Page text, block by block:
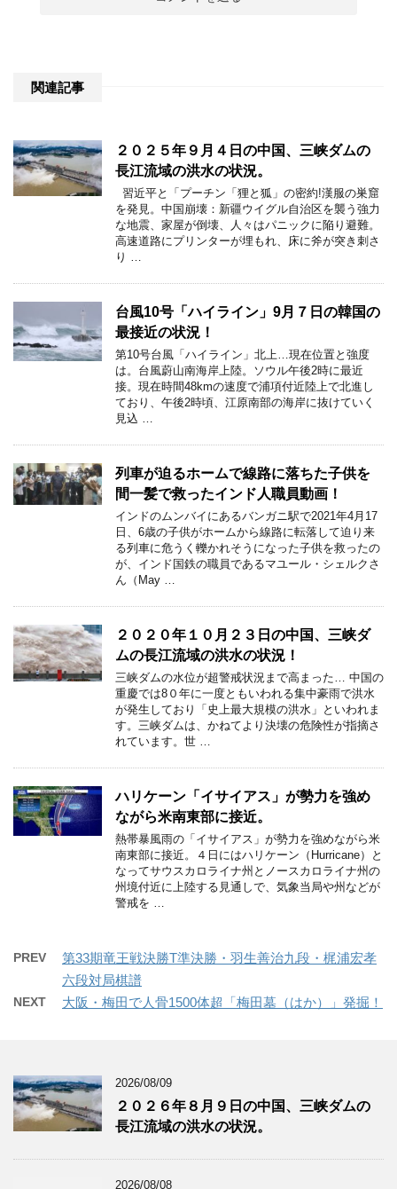
関連記事
２０２５年９月４日の中国、三峡ダムの
長江流域の洪水の状況。
習近平と「プーチン「狸と狐」の密約!漢服の巣窟
を発見。中国崩壊：新疆ウイグル自治区を襲う強力
な地震、家屋が倒壊、人々はパニックに陥り避難。
高速道路にプリンターが埋もれ、床に斧が突き刺さ
り …
台風10号「ハイライン」9月７日の韓国の
最接近の状況！
第10号台風「ハイライン」北上…現在位置と強度
は。台風蔚山南海岸上陸。ソウル午後2時に最近
接。現在時間48kmの速度で浦項付近陸上で北進し
ており、午後2時頃、江原南部の海岸に抜けていく
見込 …
列車が迫るホームで線路に落ちた子供を
間一髪で救ったインド人職員動画！
インドのムンバイにあるバンガニ駅で2021年4月17
日、6歳の子供がホームから線路に転落して迫り来
る列車に危うく轢かれそうになった子供を救ったの
が、インド国鉄の職員であるマユール・シェルクさ
ん（May …
２０２０年１０月２３日の中国、三峡ダ
ムの長江流域の洪水の状況！
三峡ダムの水位が超警戒状況まで高まった… 中国の
重慶では8０年に一度ともいわれる集中豪雨で洪水
が発生しており「史上最大規模の洪水」といわれま
す。三峡ダムは、かねてより決壊の危険性が指摘さ
れています。世 …
ハリケーン「イサイアス」が勢力を強め
ながら米南東部に接近。
熱帯暴風雨の「イサイアス」が勢力を強めながら米
南東部に接近。４日にはハリケーン（Hurricane）と
なってサウスカロライナ州とノースカロライナ州の
州境付近に上陸する見通しで、気象当局や州などが
警戒を …
PREV
第33期竜王戦決勝T準決勝・羽生善治九段・梶浦宏孝
六段対局棋譜
NEXT 大阪・梅田で人骨1500体超「梅田墓（はか）」発掘！
2026/08/09
２０２６年８月９日の中国、三峡ダムの
長江流域の洪水の状況。
2026/08/08